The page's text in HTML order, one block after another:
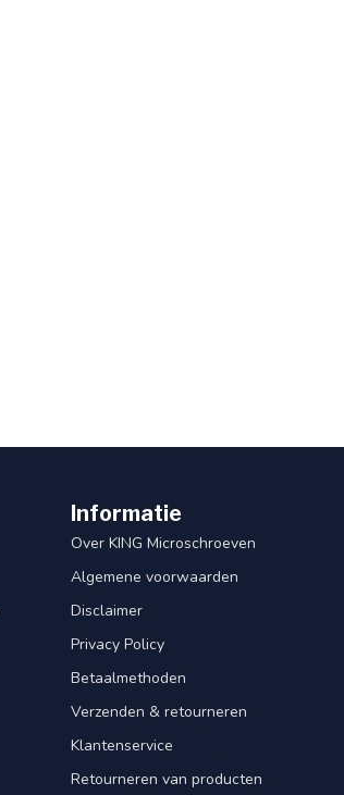
Informatie
Over KING Microschroeven
Algemene voorwaarden
Disclaimer
Privacy Policy
Betaalmethoden
Verzenden & retourneren
Klantenservice
Retourneren van producten